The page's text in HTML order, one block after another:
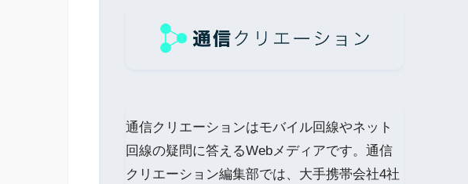
通信クリエーションはモバイル回線やネット
回線の疑問に答えるWebメディアです。通信
クリエーション編集部では、大手携帯会社4社